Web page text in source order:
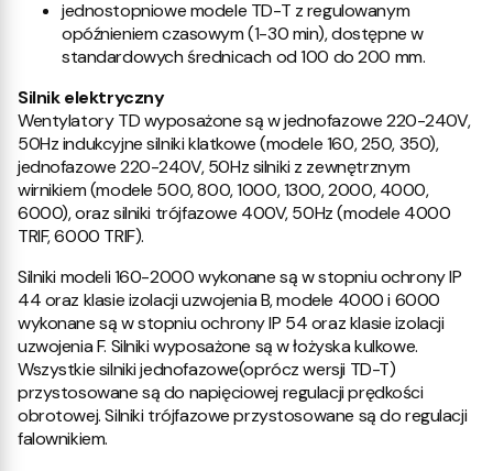
jednostopniowe modele TD-T z regulowanym
opóźnieniem czasowym (1-30 min), dostępne w
standardowych średnicach od 100 do 200 mm.
Silnik elektryczny
Wentylatory TD wyposażone są w jednofazowe 220-240V,
50Hz indukcyjne silniki klatkowe (modele 160, 250, 350),
jednofazowe 220-240V, 50Hz silniki z zewnętrznym
wirnikiem (modele 500, 800, 1000, 1300, 2000, 4000,
6000), oraz silniki trójfazowe 400V, 50Hz (modele 4000
TRIF, 6000 TRIF).
Silniki modeli 160-2000 wykonane są w stopniu ochrony IP
44 oraz klasie izolacji uzwojenia B, modele 4000 i 6000
wykonane są w stopniu ochrony IP 54 oraz klasie izolacji
uzwojenia F. Silniki wyposażone są w łożyska kulkowe.
Wszystkie silniki jednofazowe(oprócz wersji TD-T)
przystosowane są do napięciowej regulacji prędkości
obrotowej. Silniki trójfazowe przystosowane są do regulacji
falownikiem.